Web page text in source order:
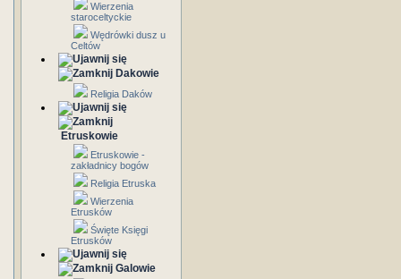
Wierzenia
staroceltyckie
Wędrówki dusz u
Celtów
Dakowie
Religia Daków
Etruskowie
Etruskowie -
zakładnicy bogów
Religia Etruska
Wierzenia
Etrusków
Święte Księgi
Etrusków
Galowie